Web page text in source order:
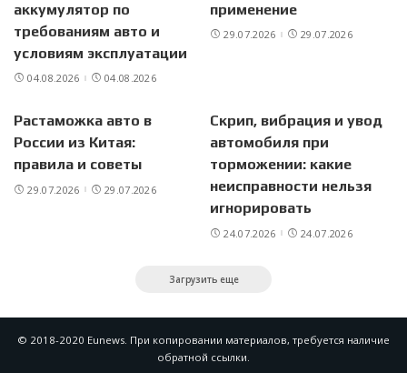
аккумулятор по
требованиям авто и
условиям эксплуатации
04.08.2026 04.08.2026
применение
29.07.2026 29.07.2026
Растаможка авто в
России из Китая:
правила и советы
29.07.2026 29.07.2026
Скрип, вибрация и увод
автомобиля при
торможении: какие
неисправности нельзя
игнорировать
24.07.2026 24.07.2026
Загрузить еще
© 2018-2020 Eunews. При копировании материалов, требуется наличие
обратной ссылки.